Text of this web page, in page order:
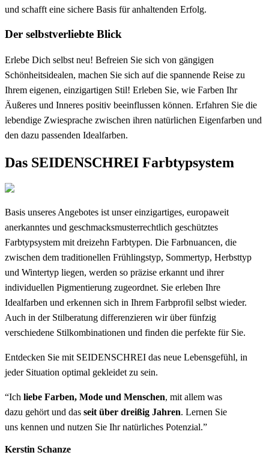
und schafft eine sichere Basis für anhaltenden Erfolg.
Der selbstverliebte Blick
Erlebe Dich selbst neu! Befreien Sie sich von gängigen
Schönheitsidealen, machen Sie sich auf die spannende Reise zu
Ihrem eigenen, einzigartigen Stil! Erleben Sie, wie Farben Ihr
Äußeres und Inneres positiv beeinflussen können. Erfahren Sie die
lebendige Zwiesprache zwischen ihren natürlichen Eigenfarben und
den dazu passenden Idealfarben.
Das SEIDENSCHREI Farbtypsystem
Basis unseres Angebotes ist unser einzigartiges, europaweit
anerkanntes und geschmacksmusterrechtlich geschütztes
Farbtypsystem mit dreizehn Farbtypen. Die Farbnuancen, die
zwischen dem traditionellen Frühlingstyp, Sommertyp, Herbsttyp
und Wintertyp liegen, werden so präzise erkannt und ihrer
individuellen Pigmentierung zugeordnet. Sie erleben Ihre
Idealfarben und erkennen sich in Ihrem Farbprofil selbst wieder.
Auch in der Stilberatung differenzieren wir über fünfzig
verschiedene Stilkombinationen und finden die perfekte für Sie.
Entdecken Sie mit SEIDENSCHREI das neue Lebensgefühl, in
jeder Situation optimal gekleidet zu sein.
“Ich liebe Farben, Mode und Menschen, mit allem was
dazu gehört und das seit über dreißig Jahren. Lernen Sie
uns kennen und nutzen Sie Ihr natürliches Potenzial.”
Kerstin Schanze